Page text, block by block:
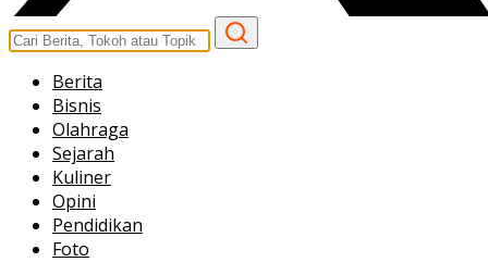
Berita
Bisnis
Olahraga
Sejarah
Kuliner
Opini
Pendidikan
Foto